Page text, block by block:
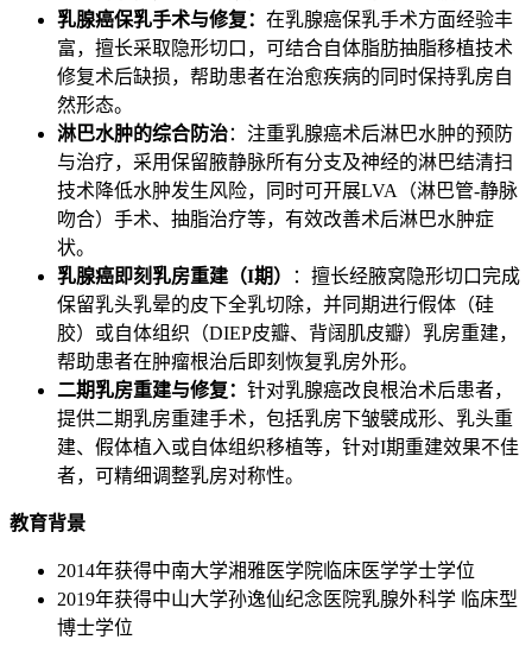
乳腺癌保乳手术与修复： 在乳腺癌保乳手术方面经验丰
富，擅长采取隐形切口，可结合自体脂肪抽脂移植技术
修复术后缺损，帮助患者在治愈疾病的同时保持乳房自
然形态。
淋巴水肿的综合防治：注重乳腺癌术后淋巴水肿的预防
与治疗，采用保留腋静脉所有分支及神经的淋巴结清扫
技术降低水肿发生风险，同时可开展LVA（淋巴管-静脉
吻合）手术、抽脂治疗等，有效改善术后淋巴水肿症
状。
乳腺癌即刻乳房重建（I期）
：擅长经腋窝隐形切口完成
保留乳头乳晕的皮下全乳切除，并同期进行假体（硅
胶）或自体组织（DIEP皮瓣、背阔肌皮瓣）乳房重建，
帮助患者在肿瘤根治后即刻恢复乳房外形。
二期乳房重建与修复： 针对乳腺癌改良根治术后患者，
提供二期乳房重建手术，包括乳房下皱襞成形、乳头重
建、假体植入或自体组织移植等，针对I期重建效果不佳
者，可精细调整乳房对称性。
教育背景
2014年获得中南大学湘雅医学院临床医学学士学位
2019年获得中山大学孙逸仙纪念医院乳腺外科学 临床型
博士学位